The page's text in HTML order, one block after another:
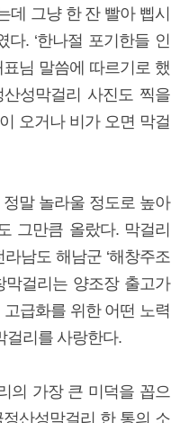
데 그냥 한 잔 빨아 삡시
다. ‘한나절 포기한들 인
님 말씀에 따르기로 했
성막걸리 사진도 찍을
오거나 비가 오면 막걸
말 놀라울 정도로 높아
그만큼 올랐다. 막걸리
남도 해남군 ‘해창주조
막걸리는 양조장 출고가
급화를 위한 어떤 노력
걸리를 사랑한다.
의 가장 큰 미덕을 꼽으
산성막걸리 한 통의 소